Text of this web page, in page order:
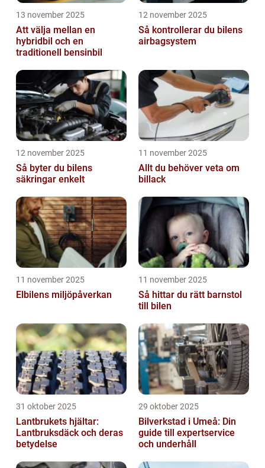
13 november 2025
Att välja mellan en
hybridbil och en
traditionell bensinbil
12 november 2025
Så kontrollerar du bilens
airbagsystem
12 november 2025
Så byter du bilens
säkringar enkelt
11 november 2025
Allt du behöver veta om
billack
11 november 2025
Elbilens miljöpåverkan
11 november 2025
Så hittar du rätt barnstol
till bilen
31 oktober 2025
Lantbrukets hjältar:
Lantbruksdäck och deras
betydelse
29 oktober 2025
Bilverkstad i Umeå: Din
guide till expertservice
och underhåll